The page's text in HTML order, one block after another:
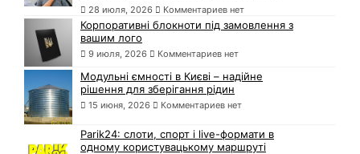
28 июля, 2026 Комментариев нет
Корпоративні блокноти під замовлення з
вашим лого
9 июля, 2026 Комментариев нет
Модульні ємності в Києві – надійне
рішення для зберігання рідин
15 июня, 2026 Комментариев нет
Parik24: слоти, спорт і live-формати в
одному користувацькому маршруті